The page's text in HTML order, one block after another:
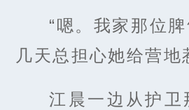
“嗯。我家那位
几天总担心她给营地
江晨一边从护卫